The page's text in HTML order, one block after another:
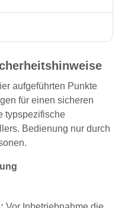
aufgeführten Punkte
für einen sicheren
typspezifische
Bedienung nur durch